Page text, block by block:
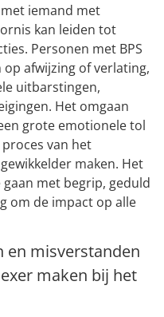
iemand met
kan leiden tot
Personen met BPS
afwijzing of verlating,
uitbarstingen,
Het omgaan
grote emotionele tol
van het
maken. Het
met begrip, geduld
om de impact op alle
misverstanden
maken bij het